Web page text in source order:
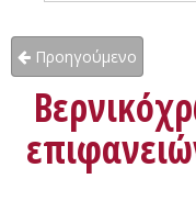
Προηγούμενο